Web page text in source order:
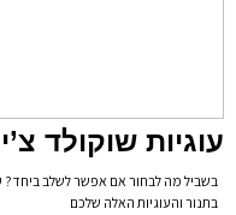
עוגיות שוקולד
בתנור והעוגיות האלה שלכם